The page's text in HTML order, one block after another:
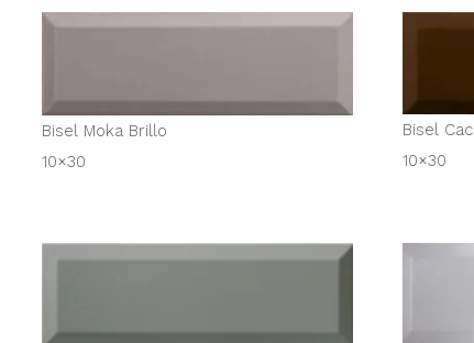
Bisel Moka Brillo
10×30
Bisel
10×30